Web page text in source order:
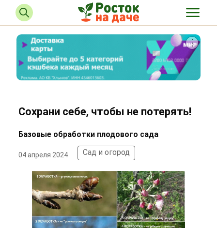
Сохрани себе, чтобы не потерять!
Базовые обработки плодового сада
04 апреля 2024 Сад и огород